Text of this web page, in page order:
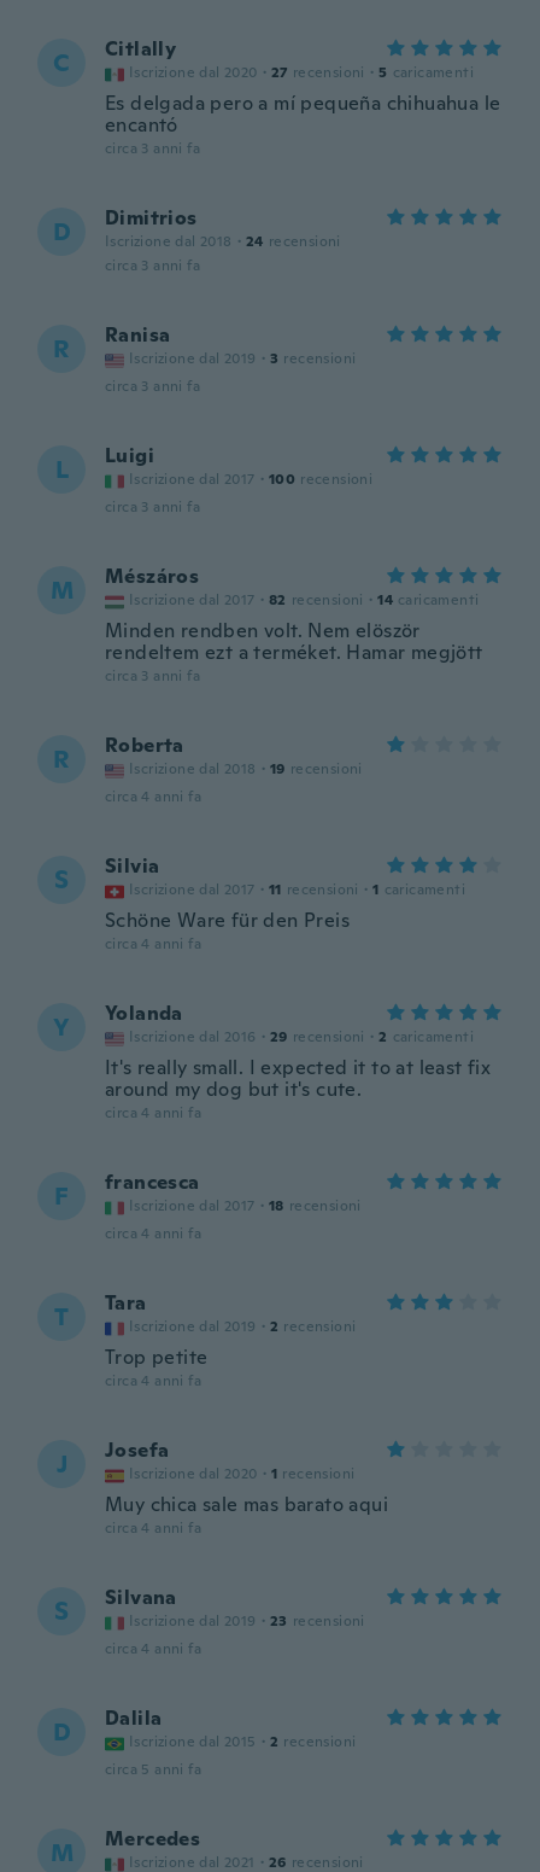
C Citlally
Iscrizione dal 2020 · 27 recensioni · 5 caricamenti
Es delgada pero a mí pequeña chihuahua le
encantó
circa 3 anni fa
D Dimitrios
Iscrizione dal 2018 · 24 recensioni
circa 3 anni fa
R Ranisa
Iscrizione dal 2019 · 3 recensioni
circa 3 anni fa
L Luigi
Iscrizione dal 2017 · 100 recensioni
circa 3 anni fa
M Mészáros
Iscrizione dal 2017 · 82 recensioni · 14 caricamenti
Minden rendben volt. Nem elöször
rendeltem ezt a terméket. Hamar megjött
circa 3 anni fa
R Roberta
Iscrizione dal 2018 · 19 recensioni
circa 4 anni fa
S Silvia
Iscrizione dal 2017 · 11 recensioni · 1 caricamenti
Schöne Ware für den Preis
circa 4 anni fa
Y Yolanda
Iscrizione dal 2016 · 29 recensioni · 2 caricamenti
It's really small. I expected it to at least fix
around my dog but it's cute.
circa 4 anni fa
F francesca
Iscrizione dal 2017 · 18 recensioni
circa 4 anni fa
T Tara
Iscrizione dal 2019 · 2 recensioni
Trop petite
circa 4 anni fa
J Josefa
Iscrizione dal 2020 · 1 recensioni
Muy chica sale mas barato aqui
circa 4 anni fa
S Silvana
Iscrizione dal 2019 · 23 recensioni
circa 4 anni fa
D Dalila
Iscrizione dal 2015 · 2 recensioni
circa 5 anni fa
M Mercedes
Iscrizione dal 2021 · 26 recensioni